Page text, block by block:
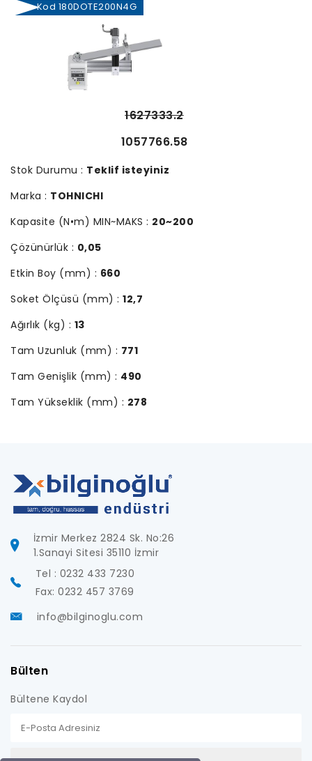
Kod 180DOTE200N4G
1627333.2
1057766.58
Stok Durumu : Teklif isteyiniz
Marka : TOHNICHI
Kapasite (N•m) MIN~MAKS : 20~200
Çözünürlük : 0,05
Etkin Boy (mm) : 660
Soket Ölçüsü (mm) : 12,7
Ağırlık (kg) : 13
Tam Uzunluk (mm) : 771
Tam Genişlik (mm) : 490
Tam Yükseklik (mm) : 278
İzmir Merkez 2824 Sk. No:26
1.Sanayi Sitesi 35110 İzmir
Tel : 0232 433 7230
Fax: 0232 457 3769
info@bilginoglu.com
Bülten
Bültene Kaydol